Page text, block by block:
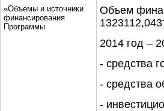
«Объемы и источники
финансирования
Программы
Объем
2014 год –
- средства
- средства
-